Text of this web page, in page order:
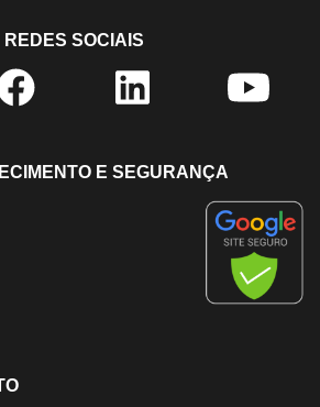
REDES SOCIAIS
E SEGURANÇA